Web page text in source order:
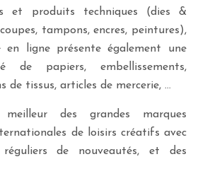
et produits techniques (dies &
tampons, encres, peintures),
en ligne présente également une
de papiers, embellissements,
de tissus, articles de mercerie, …
des grandes marques
de loisirs créatifs avec
de nouveautés, et des